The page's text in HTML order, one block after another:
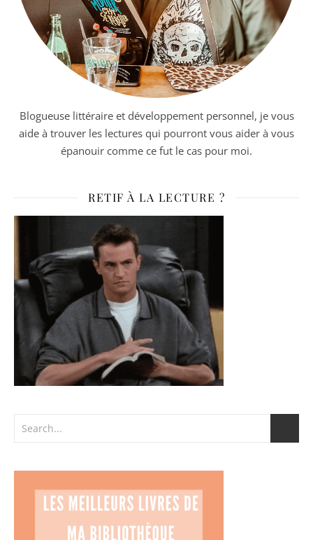
Blogueuse littéraire et développement personnel, je vous
aide à trouver les lectures qui pourront vous aider à vous
épanouir comme ce fut le cas pour moi.
RETIF À LA LECTURE ?